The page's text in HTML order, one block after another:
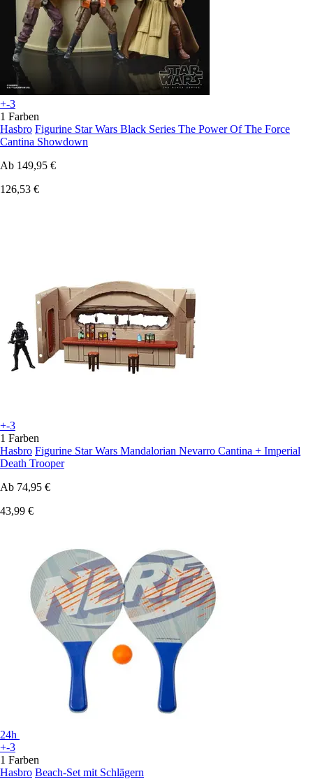
+-3
1 Farben
Hasbro Figurine Star Wars Black Series The Power Of The Force
Cantina Showdown
Ab 149,95 €
126,53 €
+-3
1 Farben
Hasbro Figurine Star Wars Mandalorian Nevarro Cantina + Imperial
Death Trooper
Ab 74,95 €
43,99 €
24h
+-3
1 Farben
Hasbro Beach-Set mit Schlägern